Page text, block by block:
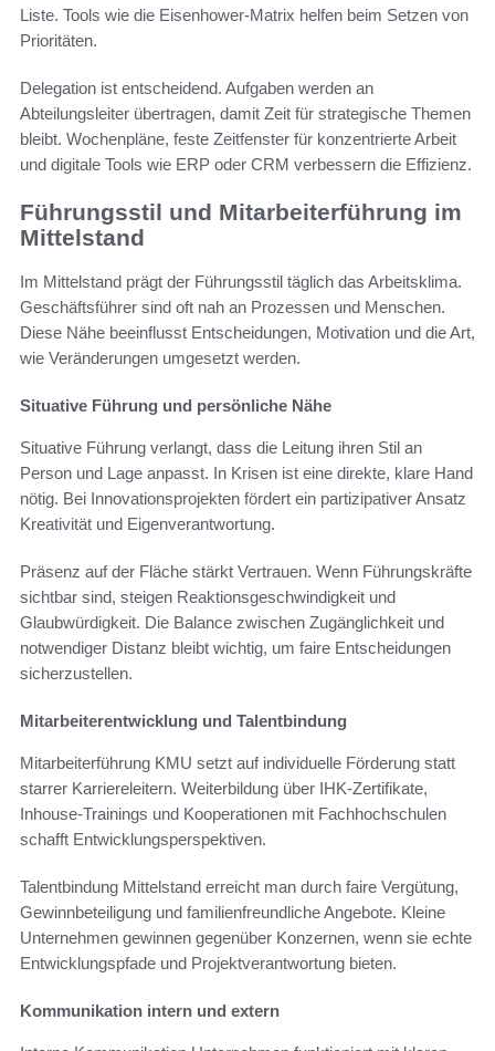
Liste. Tools wie die Eisenhower-Matrix helfen beim Setzen von
Prioritäten.
Delegation ist entscheidend. Aufgaben werden an
Abteilungsleiter übertragen, damit Zeit für strategische Themen
bleibt. Wochenpläne, feste Zeitfenster für konzentrierte Arbeit
und digitale Tools wie ERP oder CRM verbessern die Effizienz.
Führungsstil und Mitarbeiterführung im
Mittelstand
Im Mittelstand prägt der Führungsstil täglich das Arbeitsklima.
Geschäftsführer sind oft nah an Prozessen und Menschen.
Diese Nähe beeinflusst Entscheidungen, Motivation und die Art,
wie Veränderungen umgesetzt werden.
Situative Führung und persönliche Nähe
Situative Führung verlangt, dass die Leitung ihren Stil an
Person und Lage anpasst. In Krisen ist eine direkte, klare Hand
nötig. Bei Innovationsprojekten fördert ein partizipativer Ansatz
Kreativität und Eigenverantwortung.
Präsenz auf der Fläche stärkt Vertrauen. Wenn Führungskräfte
sichtbar sind, steigen Reaktionsgeschwindigkeit und
Glaubwürdigkeit. Die Balance zwischen Zugänglichkeit und
notwendiger Distanz bleibt wichtig, um faire Entscheidungen
sicherzustellen.
Mitarbeiterentwicklung und Talentbindung
Mitarbeiterführung KMU setzt auf individuelle Förderung statt
starrer Karriereleitern. Weiterbildung über IHK-Zertifikate,
Inhouse-Trainings und Kooperationen mit Fachhochschulen
schafft Entwicklungsperspektiven.
Talentbindung Mittelstand erreicht man durch faire Vergütung,
Gewinnbeteiligung und familienfreundliche Angebote. Kleine
Unternehmen gewinnen gegenüber Konzernen, wenn sie echte
Entwicklungspfade und Projektverantwortung bieten.
Kommunikation intern und extern